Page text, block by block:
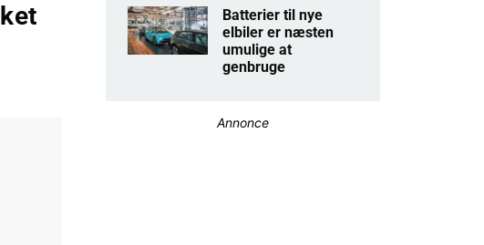
Batterier til nye
elbiler er næsten
umulige at
genbruge
Annonce